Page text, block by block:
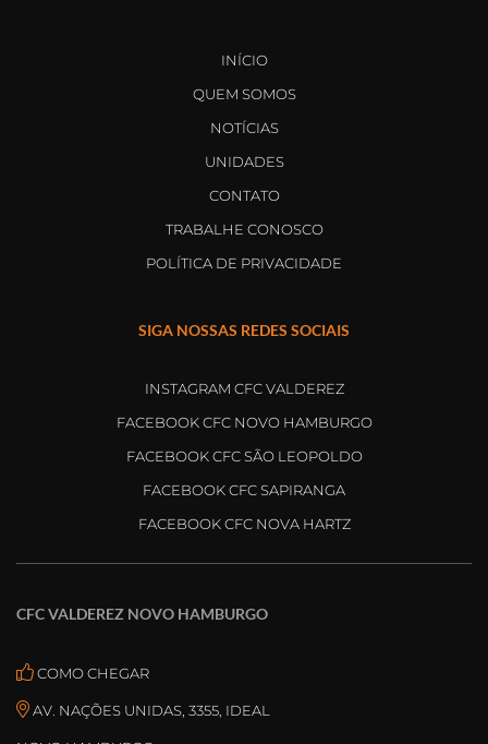
INÍCIO
QUEM SOMOS
NOTÍCIAS
UNIDADES
CONTATO
TRABALHE CONOSCO
POLÍTICA DE PRIVACIDADE
SIGA NOSSAS REDES SOCIAIS
INSTAGRAM CFC VALDEREZ
FACEBOOK CFC NOVO HAMBURGO
FACEBOOK CFC SÃO LEOPOLDO
FACEBOOK CFC SAPIRANGA
FACEBOOK CFC NOVA HARTZ
CFC VALDEREZ NOVO HAMBURGO
COMO CHEGAR
AV. NAÇÕES UNIDAS, 3355, IDEAL